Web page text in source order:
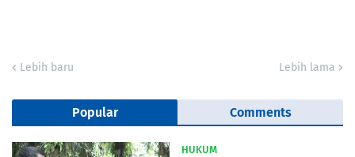
Lebih baru Lebih lama
Popular Comments
HUKUM